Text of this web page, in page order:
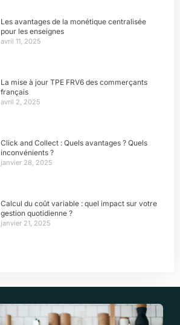
Les avantages de la monétique centralisée
pour les enseignes
avril 11, 2025
La mise à jour TPE FRV6 des commerçants
français
avril 2, 2025
Click and Collect : Quels avantages ? Quels
inconvénients ?
janvier 28, 2025
Calcul du coût variable : quel impact sur votre
gestion quotidienne ?
janvier 21, 2025